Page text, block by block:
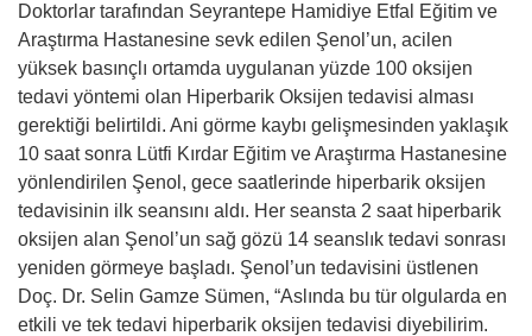
Doktorlar tarafından Seyrantepe Hamidiye Etfal Eğitim ve
Araştırma Hastanesine sevk edilen Şenol’un, acilen
yüksek basınçlı ortamda uygulanan yüzde 100 oksijen
tedavi yöntemi olan Hiperbarik Oksijen tedavisi alması
gerektiği belirtildi. Ani görme kaybı gelişmesinden yaklaşık
10 saat sonra Lütfi Kırdar Eğitim ve Araştırma Hastanesine
yönlendirilen Şenol, gece saatlerinde hiperbarik oksijen
tedavisinin ilk seansını aldı. Her seansta 2 saat hiperbarik
oksijen alan Şenol’un sağ gözü 14 seanslık tedavi sonrası
yeniden görmeye başladı. Şenol’un tedavisini üstlenen
Doç. Dr. Selin Gamze Sümen, “Aslında bu tür olgularda en
etkili ve tek tedavi hiperbarik oksijen tedavisi diyebilirim.